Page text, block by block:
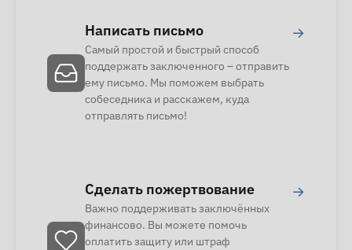
Написать письмо
Самый простой и быстрый способ
поддержать заключенного – отправить
ему письмо. Мы поможем выбрать
собеседника и расскажем, куда
отправлять письмо!
→
Сделать пожертвование
Важно поддерживать заключённых
финансово. Вы можете помочь
оплатить защиту или штраф
→